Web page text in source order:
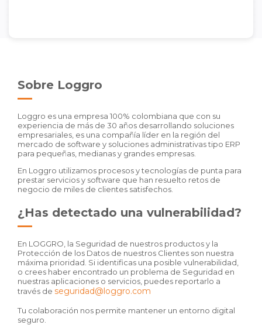
Sobre Loggro
Loggro es una empresa 100% colombiana que con su
experiencia de más de 30 años desarrollando soluciones
empresariales, es una compañía líder en la región del
mercado de software y soluciones administrativas tipo ERP
para pequeñas, medianas y grandes empresas.
En Loggro utilizamos procesos y tecnologías de punta para
prestar servicios y software que han resuelto retos de
negocio de miles de clientes satisfechos.
¿Has detectado una vulnerabilidad?
En LOGGRO, la Seguridad de nuestros productos y la
Protección de los Datos de nuestros Clientes son nuestra
máxima prioridad. Si identificas una posible vulnerabilidad,
o crees haber encontrado un problema de Seguridad en
nuestras aplicaciones o servicios, puedes reportarlo a
través de seguridad@loggro.com
Tu colaboración nos permite mantener un entorno digital
seguro.